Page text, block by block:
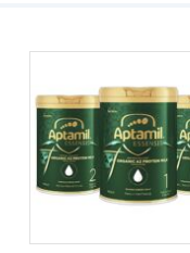
hơn so với các
4 yếu tố sau.